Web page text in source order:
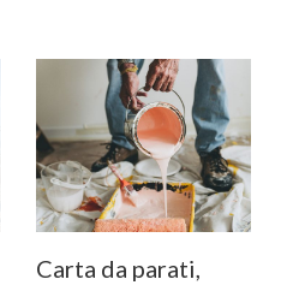
Carta da parati,